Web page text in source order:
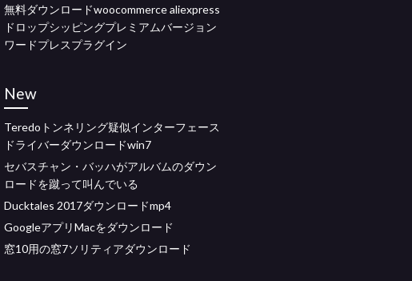
無料ダウンロードwoocommerce aliexpress
ドロップシッピングプレミアムバージョン
ワードプレスプラグイン
New
Teredoトンネリング疑似インターフェース
ドライバーダウンロードwin7
セバスチャン・バッハがアルバムのダウン
ロードを蹴って叫んでいる
Ducktales 2017ダウンロードmp4
GoogleアプリMacをダウンロード
窓10用の窓7ソリティアダウンロード